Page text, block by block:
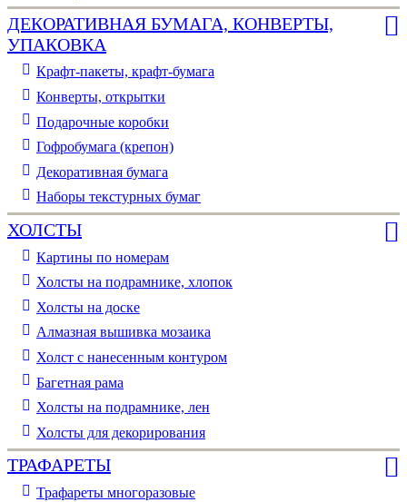
ДЕКОРАТИВНАЯ БУМАГА, КОНВЕРТЫ,
УПАКОВКА
Крафт-пакеты, крафт-бумага
Конверты, открытки
Подарочные коробки
Гофробумага (крепон)
Декоративная бумага
Наборы текстурных бумаг
ХОЛСТЫ
Картины по номерам
Холсты на подрамнике, хлопок
Холсты на доске
Алмазная вышивка мозаика
Холст с нанесенным контуром
Багетная рама
Холсты на подрамнике, лен
Холсты для декорирования
ТРАФАРЕТЫ
Трафареты многоразовые